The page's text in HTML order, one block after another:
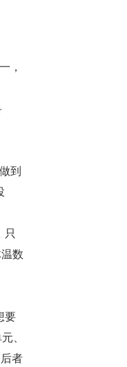
，
到
只
数
要
、
者